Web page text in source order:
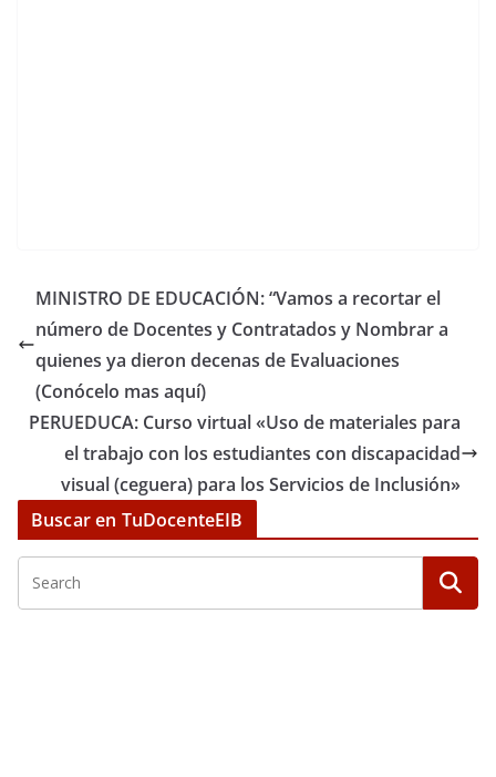
MINISTRO DE EDUCACIÓN: “Vamos a recortar el
número de Docentes y Contratados y Nombrar a
quienes ya dieron decenas de Evaluaciones
(Conócelo mas aquí)
PERUEDUCA: Curso virtual «Uso de materiales para
el trabajo con los estudiantes con discapacidad
visual (ceguera) para los Servicios de Inclusión»
Buscar en TuDocenteEIB